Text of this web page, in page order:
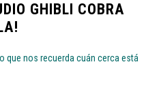
GHIBLI COBRA